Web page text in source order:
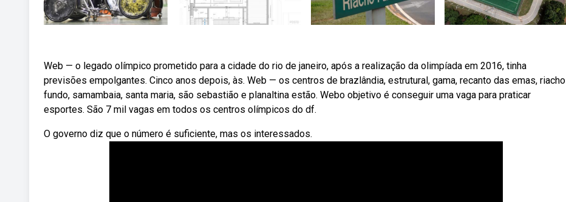
Web — o legado olímpico prometido para a cidade do rio de janeiro, após a realização da olimpíada em 2016, tinha
previsões empolgantes. Cinco anos depois, às. Web — os centros de brazlândia, estrutural, gama, recanto das emas, riacho
fundo, samambaia, santa maria, são sebastião e planaltina estão. Webo objetivo é conseguir uma vaga para praticar
esportes. São 7 mil vagas em todos os centros olímpicos do df.
O governo diz que o número é suficiente, mas os interessados.